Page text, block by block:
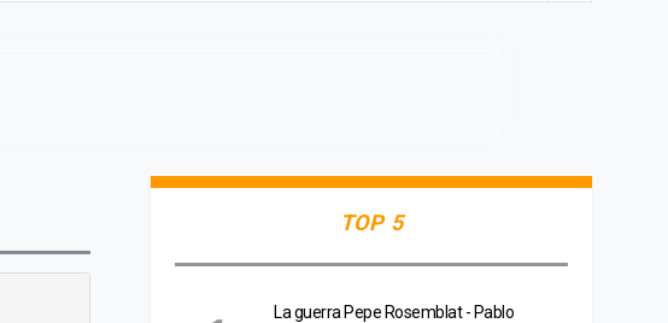
TOP 5
La guerra Pepe Rosemblat - Pablo